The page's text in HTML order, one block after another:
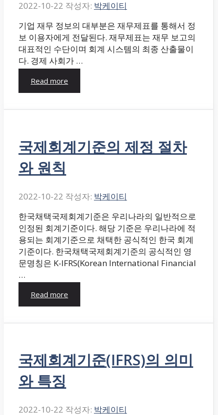
2022-10-22 작성자: 박케이티
기업 재무 정보의 대부분은 재무제표를 통해서 정
보 이용자에게 전달된다. 재무제표는 재무 보고의
대표적인 수단이며 회계 시스템의 최종 산출물이
다. 경제 사회가 …
Read more
국제회계기준의 제정 절차
와 원칙
2022-10-22 작성자: 박케이티
한국채택국제회계기준은 우리나라의 일반적으로
인정된 회계기준이다. 해당 기준은 우리나라에 적
용되는 회계기준으로 채택한 공식적인 한국 회계
기준이다. 한국채택국제회계기준의 공식적인 영
문명칭은 K-IFRS(Korean International Financial
…
Read more
국제회계기준(IFRS)의 의미
와 특징
2022-10-22 작성자: 박케이티